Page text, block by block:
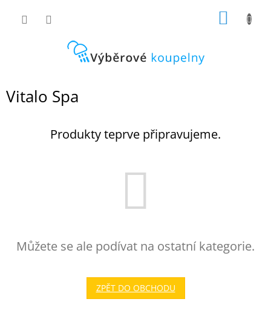
Vitalo Spa
Produkty teprve připravujeme.
Můžete se ale podívat na ostatní kategorie.
ZPĚT DO OBCHODU